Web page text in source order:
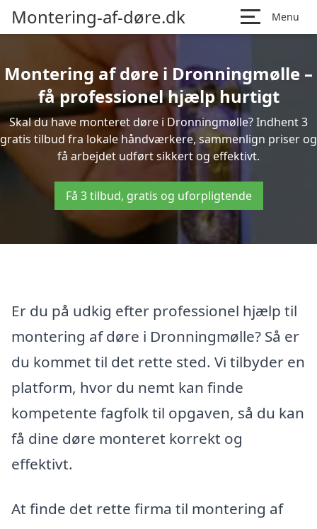
Montering-af-døre.dk Menu
Montering af døre i Dronningmølle –
få professionel hjælp hurtigt
Skal du have monteret døre i Dronningmølle? Indhent 3
gratis tilbud fra lokale håndværkere, sammenlign priser og
få arbejdet udført sikkert og effektivt.
Få 3 tilbud, gratis og uforpligtende
Er du på udkig efter professionel hjælp til
montering af døre i Dronningmølle? Så er
du kommet til det rette sted. Vi tilbyder en
platform, hvor du nemt kan finde
kompetente fagfolk til opgaven, så du kan
få dine døre monteret korrekt og
effektivt.
At finde det rette firma til montering af